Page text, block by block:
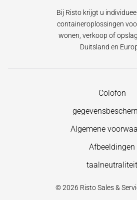
Bij Risto krijgt u
containeroplossingen
wonen, verkoop of
Duitsland en
overslaan
Colofon
Algemene
Afbeeldingen
taalneutraliteit
© 2026 Risto Sales &